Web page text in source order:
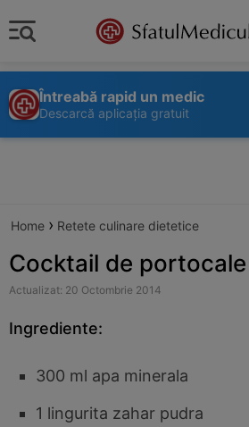
Întreabă rapid un medic
Descarcă aplicația gratuit
Home › Retete culinare dietetice
Cocktail de
Actualizat: 20 Octombrie 2014
Ingrediente:
300 ml apa minerala
1 lingurita zahar pudra